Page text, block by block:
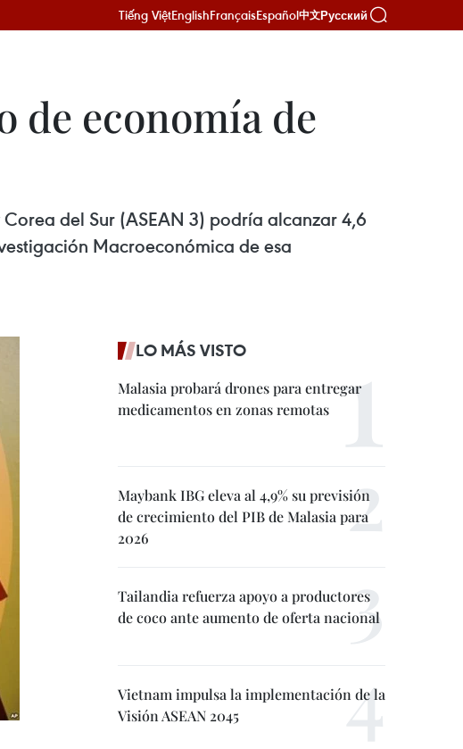
Tiếng ViệtEnglishFrançaisEspañol中文Русский
de economía de
del Sur (ASEAN 3) podría alcanzar 4,6
Macroeconómica de esa
LO MÁS VISTO
Malasia probará drones para entregar
medicamentos en zonas remotas
Maybank IBG eleva al 4,9% su previsión
de crecimiento del PIB de Malasia para
2026
Tailandia refuerza apoyo a productores
de coco ante aumento de oferta nacional
Vietnam impulsa la implementación de la
Visión ASEAN 2045